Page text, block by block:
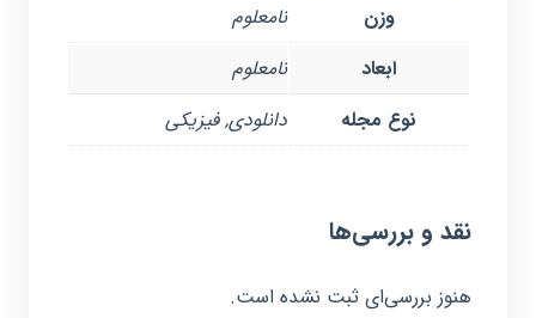
وزن
نامعلوم
ابعاد
نامعلوم
نوع مجله
دانلودی, فیزیکی
نقد و بررسی‌ها
هنوز بررسی‌ای ثبت نشده است.